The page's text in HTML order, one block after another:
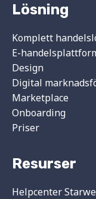
Lösning
Komplett
E-
Design
Digital
Marketplace
Onboarding
Priser
Resurser
Helpcenter